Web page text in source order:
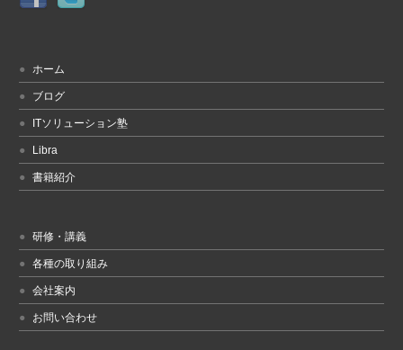
ホーム
ブログ
ITソリューション塾
Libra
書籍紹介
研修・講義
各種の取り組み
会社案内
お問い合わせ